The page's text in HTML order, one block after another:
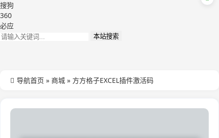
搜狗
360
必应
本站搜索
导航首页 » 商城 » 方方格子EXCEL插件激活码